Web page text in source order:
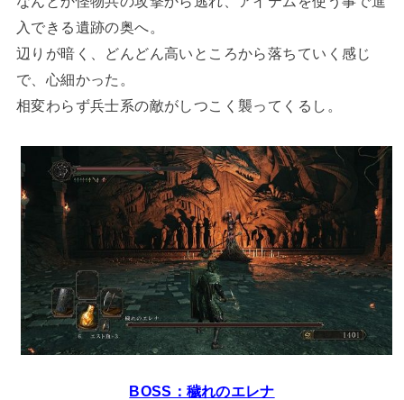
入できる遺跡の奥へ。
辺りが暗く、どんどん高いところから落ちていく感じ
で、心細かった。
相変わらず兵士系の敵がしつこく襲ってくるし。
BOSS：穢れのエレナ